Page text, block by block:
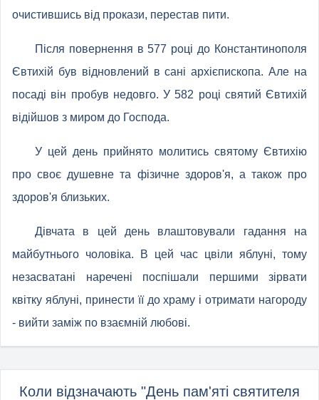
очистившись від прокази, перестав пити.
Після повернення в 577 році до Константинополя
Євтихій був відновлений в сані архієпископа. Але на
посаді він пробув недовго. У 582 році святий Євтихій
відійшов з миром до Господа.
У цей день прийнято молитись святому Євтихію
про своє душевне та фізичне здоров'я, а також про
здоров'я близьких.
Дівчата в цей день влаштовували гадання на
майбутнього чоловіка. В цей час цвіли яблуні, тому
незасватані наречені поспішали першими зірвати
квітку яблуні, принести її до храму і отримати нагороду
- вийти заміж по взаємній любові.
Коли відзначають "День пам'яті святителя